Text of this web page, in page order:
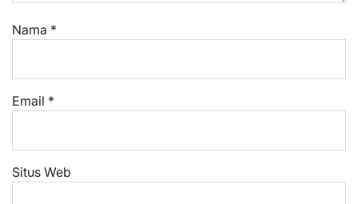
Nama *
Email *
Situs Web